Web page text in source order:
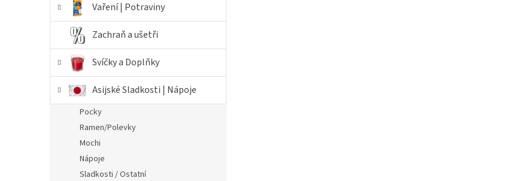
Vaření | Potraviny
Zachraň a ušetři
Svíčky a Doplňky
Asijské Sladkosti | Nápoje
Pocky
Ramen/Polevky
Mochi
Nápoje
Sladkosti / Ostatní